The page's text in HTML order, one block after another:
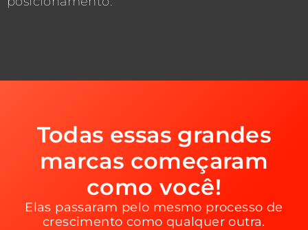
Todas essas grandes
marcas começaram
como você!
Elas passaram pelo mesmo processo de
crescimento como qualquer outra.